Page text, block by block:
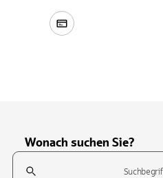
Wonach suchen Sie?
Suchfeld